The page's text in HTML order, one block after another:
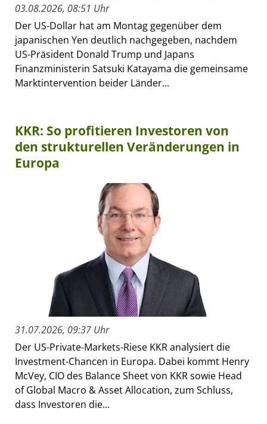
03.08.2026, 08:51 Uhr
Der US-Dollar hat am Montag gegenüber dem
japanischen Yen deutlich nachgegeben, nachdem
US-Präsident Donald Trump und Japans
Finanzministerin Satsuki Katayama die gemeinsame
Marktintervention beider Länder...
KKR: So profitieren Investoren von
den strukturellen Veränderungen in
Europa
31.07.2026, 09:37 Uhr
Der US-Private-Markets-Riese KKR analysiert die
Investment-Chancen in Europa. Dabei kommt Henry
McVey, CIO des Balance Sheet von KKR sowie Head
of Global Macro & Asset Allocation, zum Schluss,
dass Investoren die...